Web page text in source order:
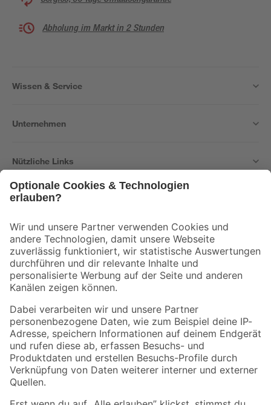
Abholung im Markt in 2 Stunden
Wissen & Service
Unternehmen
Nützliche Links
Der toom Newsletter: Keine Angebote und Aktionen mehr verpassen!
Zur Newsletter Anmeldung
Folge uns
Zahlungsarten Versandarten
Sicher einkaufen